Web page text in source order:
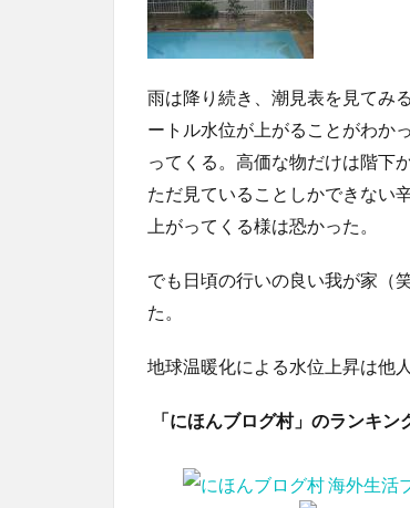
雨は降り続き、潮見表を見てみ
ートル水位が上がることがわか
ってくる。高価な物だけは階下
ただ見ていることしかできない
上がってくる様は恐かった。
でも日頃の行いの良い我が家（
た。
地球温暖化による水位上昇は他
「にほんブログ村」のランキ